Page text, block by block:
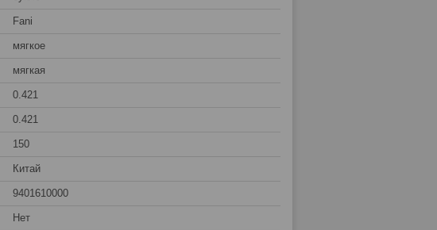
Fani
мягкое
мягкая
0.421
0.421
150
Китай
9401610000
Нет